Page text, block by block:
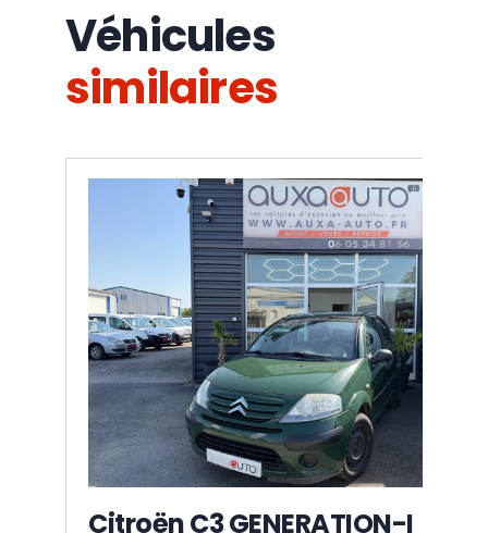
Véhicules
similaires
Citroën C3 GENERATION-I